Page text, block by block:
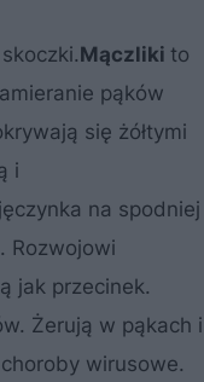
Mączliki to
pąków
się żółtymi
i
na spodniej
Rozwojowi
jak przecinek.
Żerują w pąkach i
wirusowe.